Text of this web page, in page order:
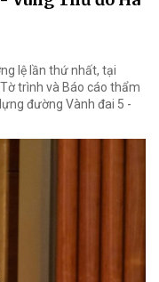
lệ lần thứ nhất, tại
trình và Báo cáo thẩm
đường Vành đai 5 -